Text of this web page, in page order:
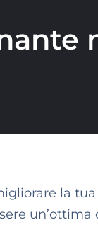
la
un’ottima